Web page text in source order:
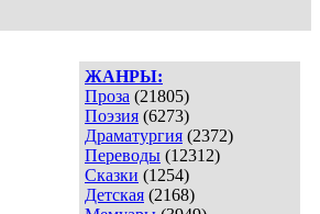
ЖАНРЫ:
Проза (21805)
Поэзия (6273)
Драматургия (2372)
Переводы (12312)
Сказки (1254)
Детская (2168)